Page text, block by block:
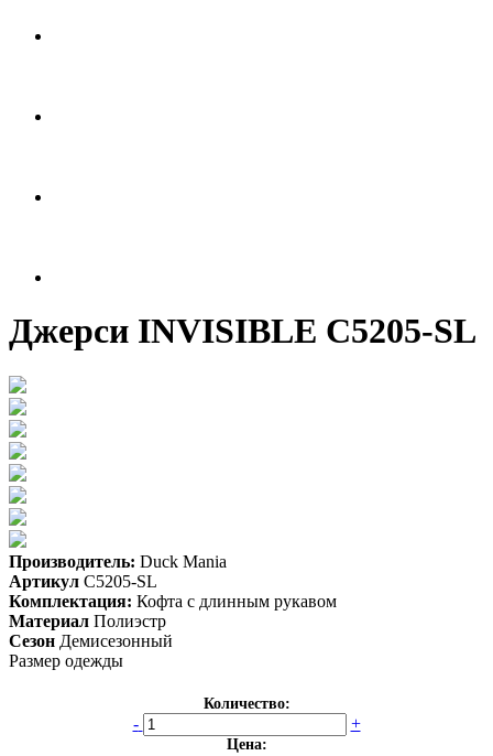
Джерси INVISIBLE C5205-SL
Производитель: Duck Mania
Артикул C5205-SL
Комплектация: Кофта с длинным рукавом
Материал Полиэстр
Сезон Демисезонный
Размер одежды
Количество:
- +
Цена: